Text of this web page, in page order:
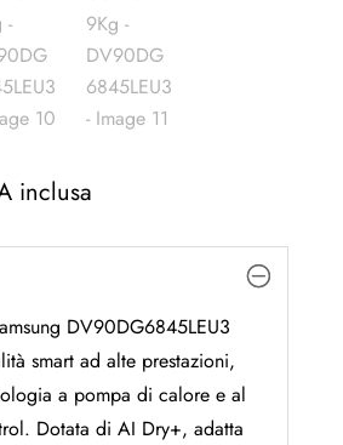
inclusa
DV90DG6845LEU3
smart ad alte prestazioni,
a pompa di calore e al
Dotata di AI Dry+, adatta